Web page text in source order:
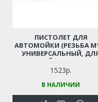
ПИСТОЛЕТ ДЛЯ
АВТОМОЙКИ (РЕЗЬБА
УНИВЕРСАЛЬНЫЙ,
КИТАЙСКИХ МОЕК
1523р.
В НАЛИЧИИ